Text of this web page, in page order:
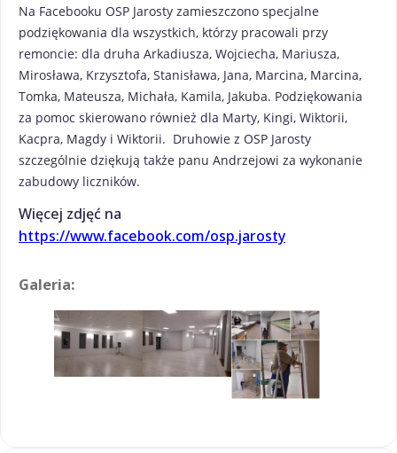
Na Facebooku OSP Jarosty zamieszczono specjalne
podziękowania dla wszystkich, którzy pracowali przy
remoncie: dla druha Arkadiusza, Wojciecha, Mariusza,
Mirosława, Krzysztofa, Stanisława, Jana, Marcina, Marcina,
Tomka, Mateusza, Michała, Kamila, Jakuba. Podziękowania
za pomoc skierowano również dla Marty, Kingi, Wiktorii,
Kacpra, Magdy i Wiktorii. Druhowie z OSP Jarosty
szczególnie dziękują także panu Andrzejowi za wykonanie
zabudowy liczników.
Więcej zdjęć na
https://www.facebook.com/osp.jarosty
Galeria: